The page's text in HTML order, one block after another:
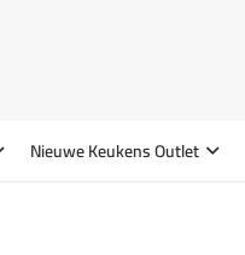
Nieuwe KeukensOutlet